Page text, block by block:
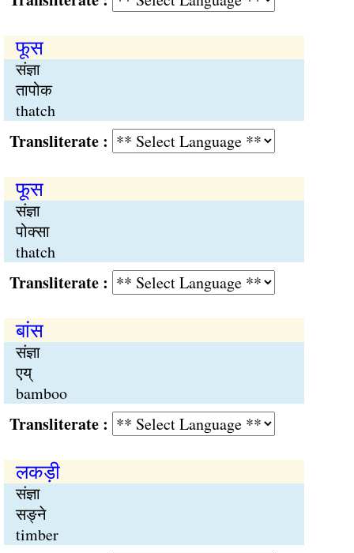
फूस
संज्ञा
तापोक
thatch
:
फूस
संज्ञा
पोक्सा
thatch
:
बांस
संज्ञा
एय्
bamboo
:
लकड़ी
संज्ञा
सङ्ने
timber